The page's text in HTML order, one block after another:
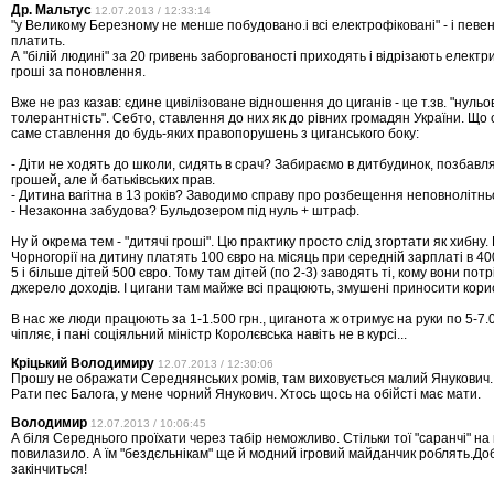
Др. Мальтус 12.07.2013 / 12:33:14
"у Великому Березному не менше побудовано.і всі електрофіковані" - і
платить.
А "білій людині" за 20 гривень заборгованості приходять і відрізають
гроші за поновлення.
Вже не раз казав: єдине цивілізоване відношення до циганів - це т.зв.
толерантність". Себто, ставлення до них як до рівних громадян України. Що
саме ставлення до будь-яких правопорушень з циганського боку:
- Діти не ходять до школи, сидять в срач? Забираємо в дитбудинок,
грошей, але й батьківських прав.
- Дитина вагітна в 13 років? Заводимо справу про розбещення
- Незаконна забудова? Бульдозером під нуль + штраф.
Ну й окрема тем - "дитячі гроші". Цю практику просто слід згортати як хибну.
Чорногорії на дитину платять 100 євро на місяць при середній зарплаті в
5 і більше дітей 500 євро. Тому там дітей (по 2-3) заводять ті, кому вони
джерело доходів. І цигани там майже всі працюють, змушені приносити
В нас же люди працюють за 1-1.500 грн., циганота ж отримує на руки по 5-
чіпляє, і пані соціяльний міністр Королєвська навіть не в курсі...
Кріцький Володимиру 12.07.2013 / 12:30:06
Прошу не ображати Середнянських ромів, там виховується малий
Рати пес Балога, у мене чорний Янукович. Хтось щось на обійсті має мати.
Володимир 12.07.2013 / 10:06:45
А біля Середнього проїхати через табір неможливо. Стільки тої "саранчі" на
повилазило. А їм "бездєльнікам" ще й модний ігровий майданчик
закінчиться!